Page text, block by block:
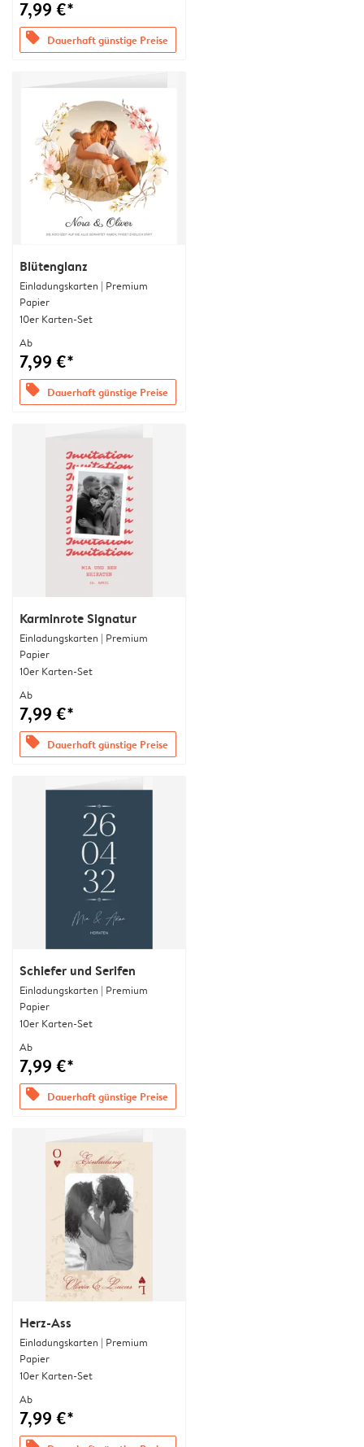
7,99 €*
offers Dauerhaft günstige Preise
Blütenglanz
Einladungskarten | Premium
Papier
10er Karten-Set
Ab
7,99 €*
offers Dauerhaft günstige Preise
Karminrote Signatur
Einladungskarten | Premium
Papier
10er Karten-Set
Ab
7,99 €*
offers Dauerhaft günstige Preise
Schiefer und Serifen
Einladungskarten | Premium
Papier
10er Karten-Set
Ab
7,99 €*
offers Dauerhaft günstige Preise
Herz-Ass
Einladungskarten | Premium
Papier
10er Karten-Set
Ab
7,99 €*